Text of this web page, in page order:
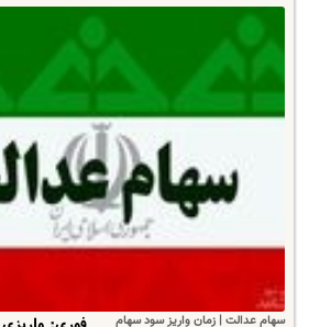
سهام عدالت | زمان واریز سود سهام